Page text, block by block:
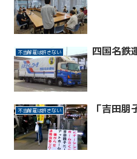
不当解雇は許さない 四国名鉄
不当解雇は許さない 「吉田